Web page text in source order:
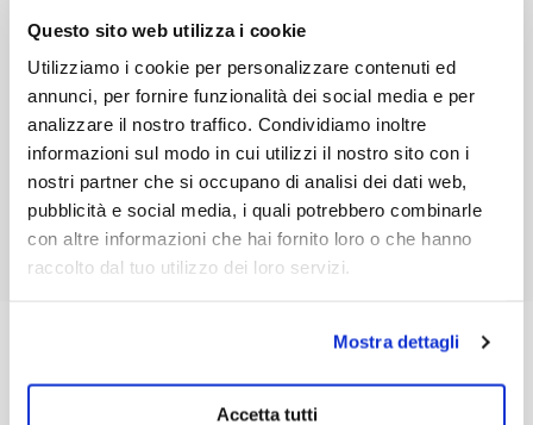
Questo sito web utilizza i cookie
Utilizziamo i cookie per personalizzare contenuti ed
annunci, per fornire funzionalità dei social media e per
analizzare il nostro traffico. Condividiamo inoltre
informazioni sul modo in cui utilizzi il nostro sito con i
nostri partner che si occupano di analisi dei dati web,
pubblicità e social media, i quali potrebbero combinarle
con altre informazioni che hai fornito loro o che hanno
raccolto dal tuo utilizzo dei loro servizi.
Mostra dettagli
Accetta tutti
Districante spray super
Ho cercato a lungo un districante spray per capelli lisci
che non li appesantisca. IN famiglia lo usiamo oltre che
dopo la doccia anche la mattina per una piega veloce e
profumatissima. Prodotto veramente fantastico sia su
capelli lisci che su capelli ricci. Veramente super.
MICHELA CAMILLI
Segui@Dhermiasu Instagram